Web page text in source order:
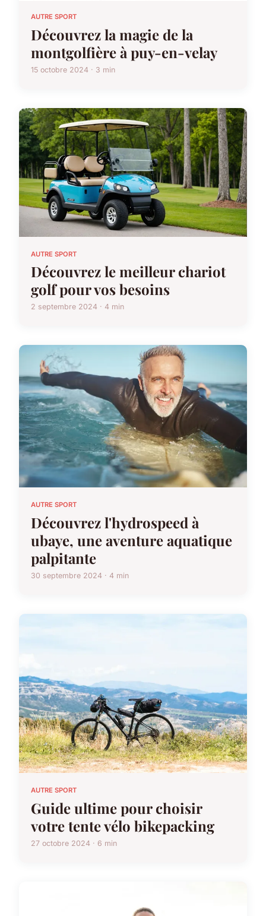
AUTRE SPORT
Découvrez la magie de la
montgolfière à puy-en-velay
15 octobre 2024 · 3 min
AUTRE SPORT
Découvrez le meilleur chariot
golf pour vos besoins
2 septembre 2024 · 4 min
AUTRE SPORT
Découvrez l'hydrospeed à
ubaye, une aventure aquatique
palpitante
30 septembre 2024 · 4 min
AUTRE SPORT
Guide ultime pour choisir
votre tente vélo bikepacking
27 octobre 2024 · 6 min